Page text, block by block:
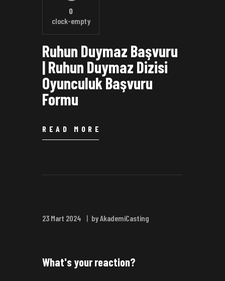
0
clock-empty
Ruhun Duymaz Başvuru
| Ruhun Duymaz Dizisi
Oyunculuk Başvuru
Formu
READ MORE
23 Mart 2024 by AkademiCasting
What's your reaction?